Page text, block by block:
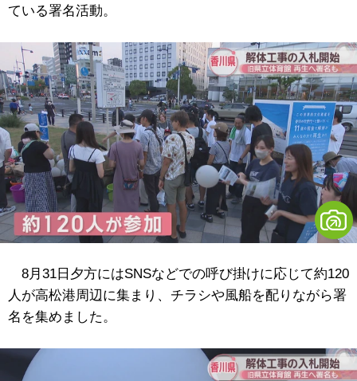
ている署名活動。
8月31日夕方にはSNSなどでの呼び掛けに応じて約120
人が高松港周辺に集まり、チラシや風船を配りながら署
名を集めました。